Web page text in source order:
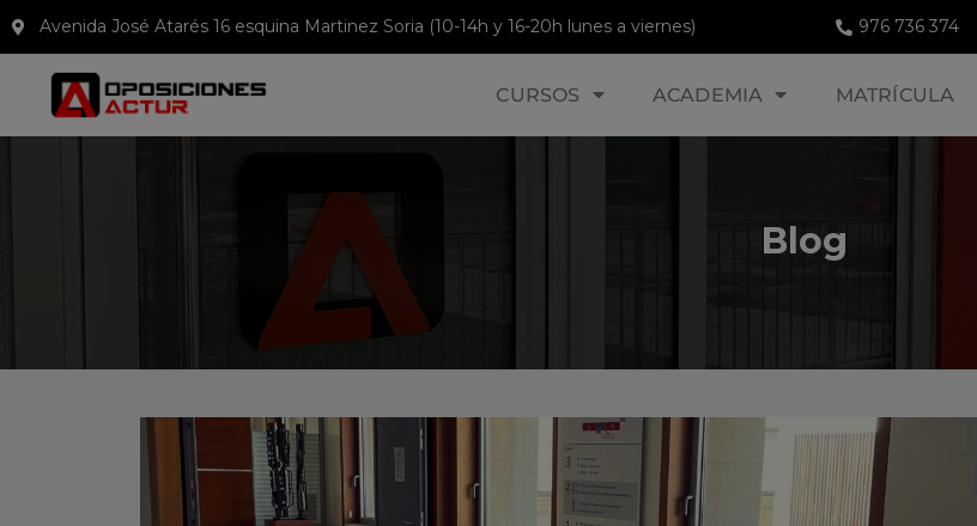
Avenida José Atarés 16 esquina Martinez Soria (10-14h y 16-20h lunes a viernes) 976 736 374
CURSOS ACADEMIA MATRÍCULA
Blog